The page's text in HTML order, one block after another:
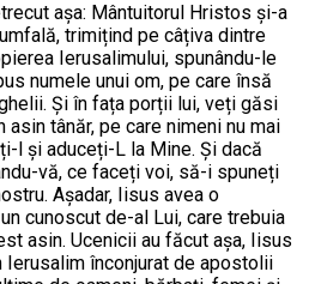
așa: Mântuitorul Hristos și-a
trimițind pe câțiva dintre
Ierusalimului, spunându-le
numele unui om, pe care însă
Și în fața porții lui, veți găsi
asin tânăr, pe care nimeni nu mai
l și aduceți-L la Mine. Și dacă
vă, ce faceți voi, să-i spuneți
Așadar, Iisus avea o
cunoscut de-al Lui, care trebuia
asin. Ucenicii au făcut așa, Iisus
Ierusalim înconjurat de apostolii